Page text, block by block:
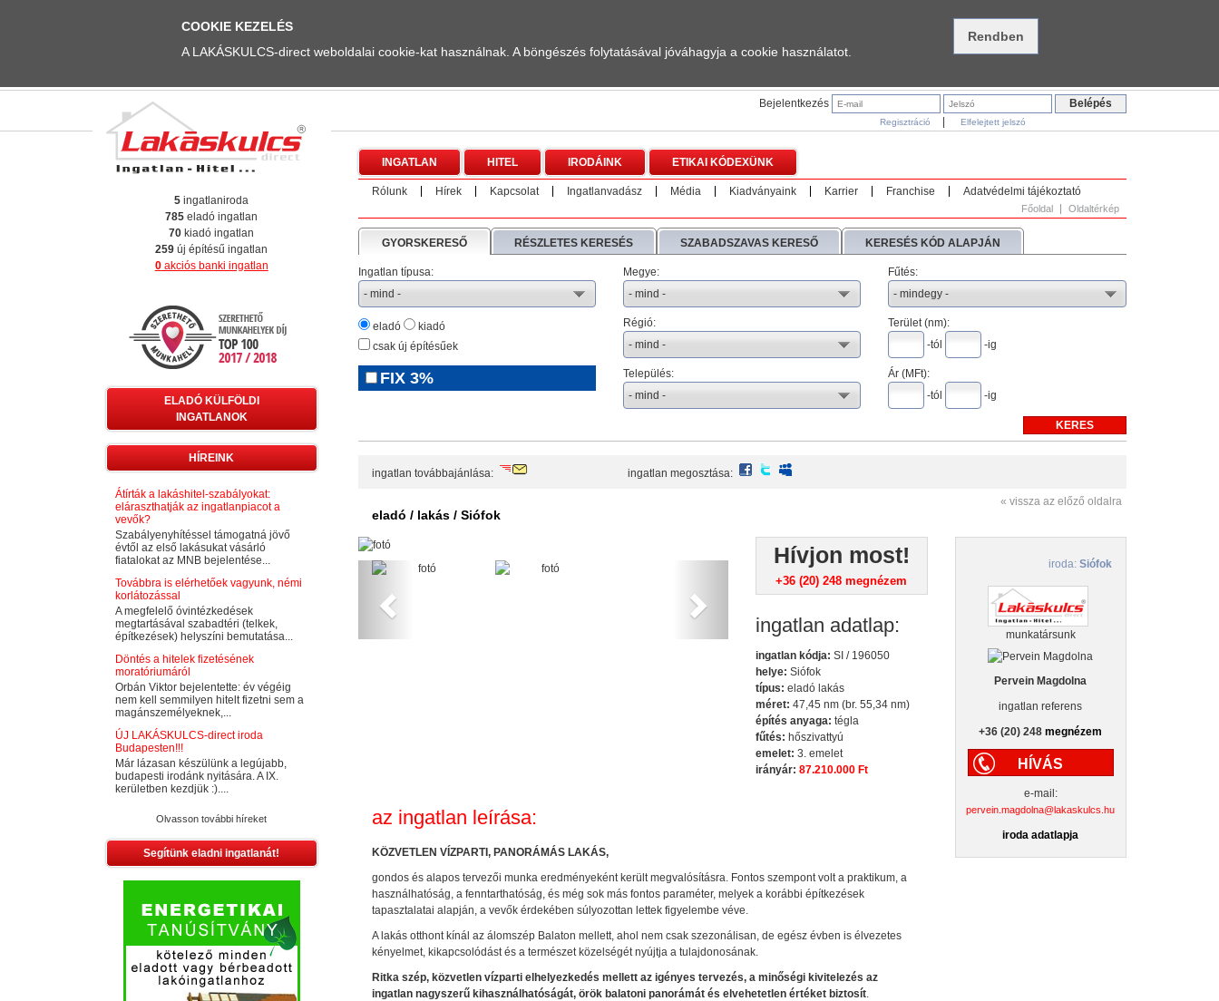
COOKIE KEZELÉS
A LAKÁSKULCS-direct weboldalai cookie-kat használnak. A böngészés folytatásával jóváhagyja a cookie használatot.
Bejelentkezés
Regisztráció Elfelejtett jelszó
INGATLAN HITEL IRODÁINK ETIKAI KÓDEXÜNK
Rólunk Hírek Kapcsolat Ingatlanvadász Média Kiadványaink Karrier Franchise Adatvédelmi tájékoztató
Főoldal Oldaltérkép
GYORSKERESŐ RÉSZLETES KERESÉS SZABADSZAVAS KERESŐ KERESÉS KÓD ALAPJÁN
Ingatlan típusa:
eladó
kiadó
csak új építésűek
FIX 3%
Megye:
Régió:
Település:
Fűtés:
Terület (nm):
-tól
-ig
Ár (MFt):
-tól
-ig
ingatlan továbbajánlása: ingatlan megosztása: facebook
twitter
eladó / lakás / Siófok
« vissza az előző oldalra
Previous Hívjon most!
+36 (20) 248megnézem
ingatlan adatlap:
ingatlan kódja: SI / 196050
helye: Siófok
típus: eladó lakás
méret: 47,45 nm (br. 55,34 nm)
építés anyaga: tégla
fűtés: hőszivattyú
emelet: 3. emelet
irányár: 87.210.000 Ft
az ingatlan leírása:
KÖZVETLEN VÍZPARTI, PANORÁMÁS LAKÁS,
gondos és alapos tervezői munka eredményeként került megvalósításra. Fontos szempont volt a praktikum, a
használhatóság, a fenntarthatóság, és még sok más fontos paraméter, melyek a korábbi építkezések
tapasztalatai alapján, a vevők érdekében súlyozottan lettek figyelembe véve.
A lakás otthont kínál az álomszép Balaton mellett, ahol nem csak szezonálisan, de egész évben is élvezetes
kényelmet, kikapcsolódást és a természet közelségét nyújtja a tulajdonosának.
Ritka szép, közvetlen vízparti elhelyezkedés mellett az igényes tervezés, a minőségi kivitelezés az
ingatlan nagyszerű kihasználhatóságát, örök balatoni panorámát és elvehetetlen értéket biztosít.
iroda: Siófok
munkatársunk
Pervein Magdolna
ingatlan referens
+36 (20) 248megnézem
HÍVÁS
e-mail:
pervein.magdolna@lakaskulcs.hu
iroda adatlapja
5 ingatlaniroda
785 eladó ingatlan
70 kiadó ingatlan
259 új építésű ingatlan
0akciós banki ingatlan
ELADÓ KÜLFÖLDI
INGATLANOK
HÍREINK
Átírták a lakáshitel-szabályokat:
eláraszthatják az ingatlanpiacot a
vevők?
Szabályenyhítéssel támogatná jövő
évtől az első lakásukat vásárló
fiatalokat az MNB bejelentése...
Továbbra is elérhetőek vagyunk, némi
korlátozással
A megfelelő óvintézkedések
megtartásával szabadtéri (telkek,
építkezések) helyszíni bemutatása...
Döntés a hitelek fizetésének
moratóriumáról
Orbán Viktor bejelentette: év végéig
nem kell semmilyen hitelt fizetni sem a
magánszemélyeknek,...
ÚJ LAKÁSKULCS-direct iroda
Budapesten!!!
Már lázasan készülünk a legújabb,
budapesti irodánk nyitására. A IX.
kerületben kezdjük :)....
Olvasson további híreket
Segítünk eladni ingatlanát!